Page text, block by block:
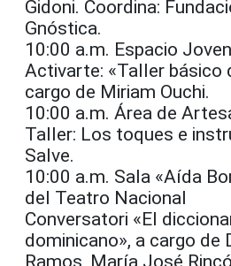
Gidoni. Coordina:
Gnóstica.
10:00 a.m. Espacio Joven
Activarte: «Taller básico
cargo de Miriam Ouchi.
10:00 a.m. Área de
Taller: Los toques e
Salve.
10:00 a.m. Sala «Aída
del Teatro Nacional
Conversatori «El
dominicano», a cargo de